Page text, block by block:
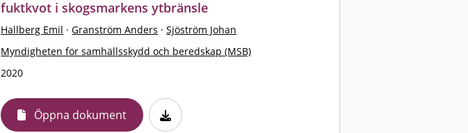
fuktkvot i skogsmarkens ytbränsle
Hallberg Emil · Granström Anders · Sjöström Johan
Myndigheten för samhällsskydd och beredskap (MSB)
2020
Öppna dokument